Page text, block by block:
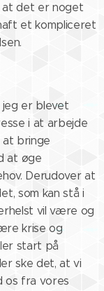
at det er noget
et kompliceret
jeg er blevet
i at arbejde
bringe
at øge
Derudover at
som kan stå i
vil være og
krise og
start på
ske det, at vi
os fra vores